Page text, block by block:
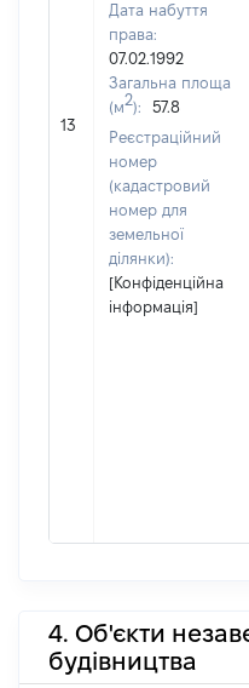
13
Дата набуття
права:
07.02.1992
Загальна площа
(м2):
57.8
Реєстраційний
номер
(кадастровий
номер для
земельної
ділянки):
[Конфіденційна
інформація]
4. Об'єкти
будівництва